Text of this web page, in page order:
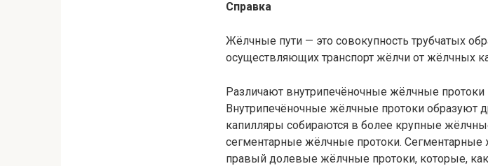
Справка
Жёлчные пути — это совокупность трубчатых
осуществляющих транспорт жёлчи от жёлчных
Различают внутрипечёночные жёлчные
Внутрипечёночные жёлчные протоки
капилляры собираются в более крупные
сегментарные жёлчные протоки.
правый долевые жёлчные протоки, которые,